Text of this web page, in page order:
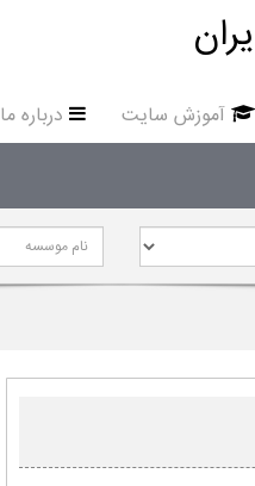
آموزش سایت درباره ما